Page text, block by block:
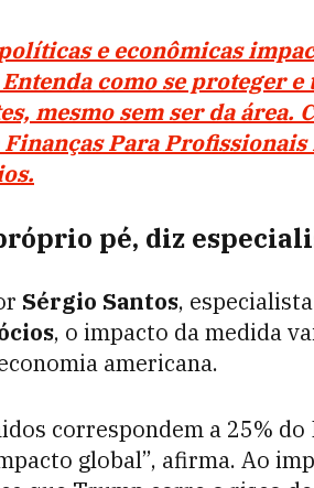
e econômicas
como se proteger
mesmo sem ser da área.
Para
pé, diz
Sérgio Santos,
, o impacto da medida
americana.
correspondem a 25%
global”, afirma. Ao